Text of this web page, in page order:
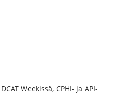
Weekissä, CPHI- ja API-